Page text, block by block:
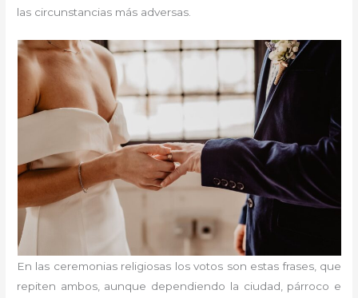
las circunstancias más adversas.
En las ceremonias religiosas los votos son estas frases, que
repiten ambos, aunque dependiendo la ciudad, párroco e